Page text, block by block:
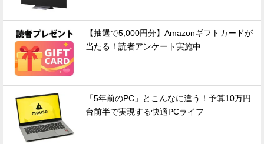
【抽選で5,000円分】Amazonギフトカードが
当たる！読者アンケート実施中
「5年前のPC」とこんなに違う！予算10万円
台前半で実現する快適PCライフ